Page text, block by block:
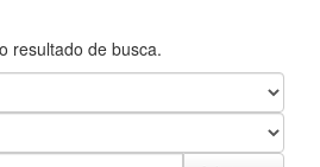
resultado de busca.